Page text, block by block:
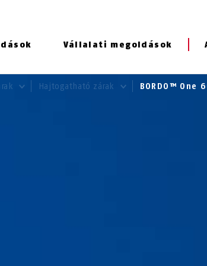
Vállalati megoldások
Hajtogatható zárak BORDO™ One